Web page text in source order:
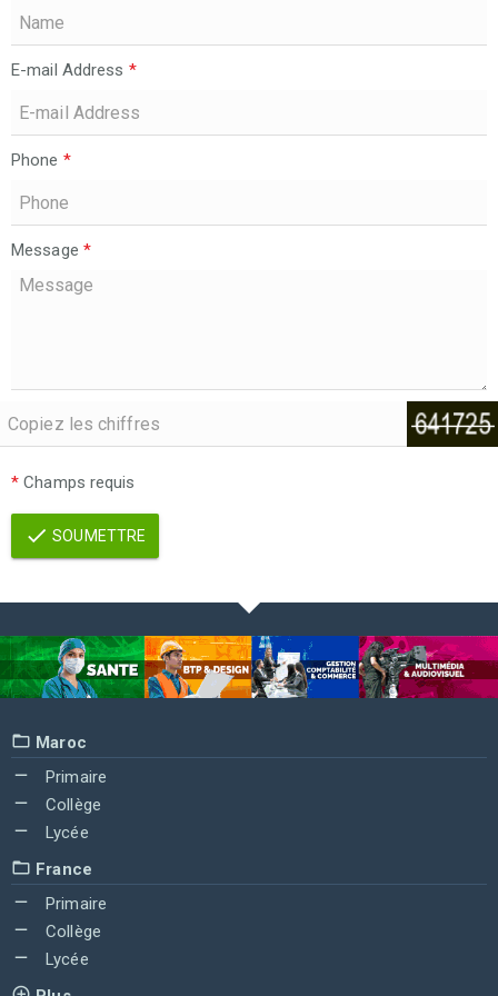
E-mail Address *
Phone *
Message *
* Champs requis
SOUMETTRE
Maroc
Primaire
Collège
Lycée
France
Primaire
Collège
Lycée